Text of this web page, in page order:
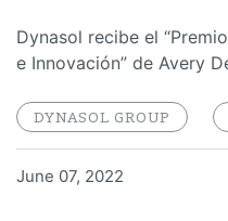
Dynasol recibe el
e Innovación” de Avery
DYNASOL GROUP
June 07, 2022